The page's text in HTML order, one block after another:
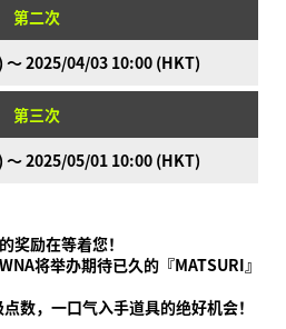
通知
视频
产品信息
第二次
2025/04/03 10:00 (HKT)
第三次
2025/05/01 10:00 (HKT)
奖励在等着您！
将举办期待已久的『MATSURI』
数，一口气入手道具的绝好机会！